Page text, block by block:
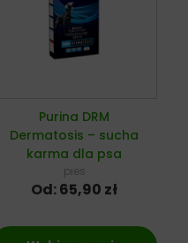
Purina DRM
Dermatosis – sucha
karma dla psa
pies
Od:65,90 zł